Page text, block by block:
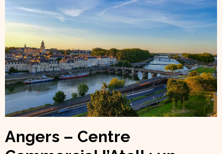
Angers – Centre